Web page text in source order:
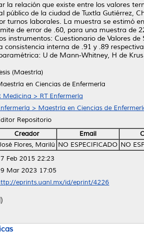
la relación que existe entre los valores
público de la ciudad de Tuxtla Gutiérrez,
turnos laborales. La muestra se estimó
de error de .60, para una muestra de
instrumentos: Cuestionario de Valores
consistencia interna de .91 y .89
U de Mann-Whitney, H de
(Maestría)
en Ciencias de Enfermería
Medicina > RT Enfermería
> Maestría en Ciencias de
Repositorio
Creador Email
Flores, Marilú NO ESPECIFICADO NO
Feb 2015 22:23
Mar 2023 17:05
eprints.uanl.mx/id/eprint/4226